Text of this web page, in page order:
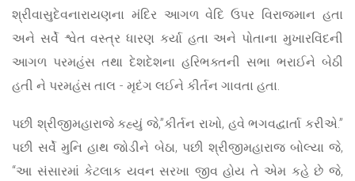
શ્રીવાસુદેવનારાયણના મંદિર આગળ વેદિ ઉપર વિરાજમાન હતા
અને સર્વે શ્વેત વસ્ત્ર ધારણ કર્યા હતા અને પોતાના મુખારવિંદની
આગળ પરમહંસ તથા દેશદેશના હરિભક્તની સભા ભરાઈને બેઠી
હતી ને પરમહંસ તાલ - મૃદંગ લઈને કીર્તન ગાવતા હતા.
પછી શ્રીજીમહારાજે કહ્યું જે,”કીર્તન રાખો, હવે ભગવદ્વાર્તા કરીએ.”
પછી સર્વે મુનિ હાથ જોડીને બેઠા, પછી શ્રીજીમહારાજ બોલ્યા જે,
“આ સંસારમાં કેટલાક યવન સરખા જીવ હોય તે એમ કહે છે જે,